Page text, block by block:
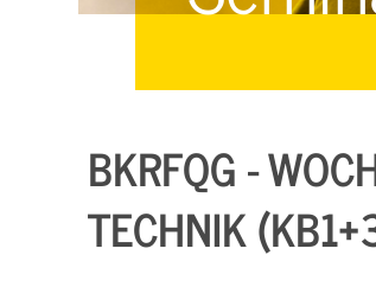
BKRFQG -
TECHNIK